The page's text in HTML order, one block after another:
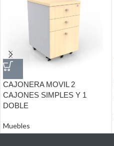
CAJONERA MOVIL 2
CAJONES SIMPLES Y 1
DOBLE
Muebles